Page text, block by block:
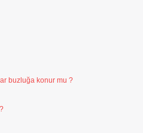
buzluğa konur mu ?